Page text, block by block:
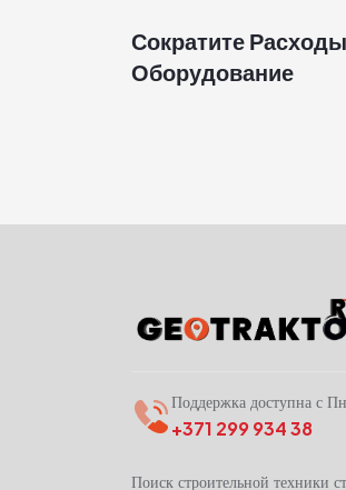
Сократите
Оборудование
Поддержка доступна с
+371 299 934 38
Поиск строительной техники